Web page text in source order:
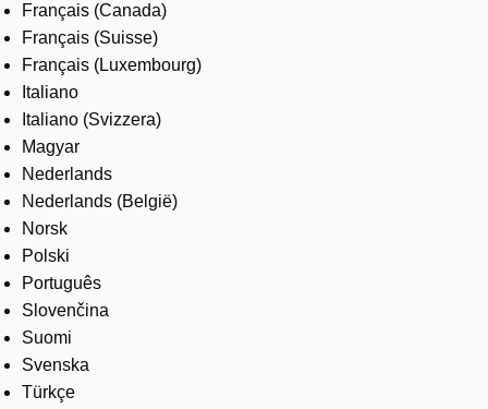
Français (Canada)
Français (Suisse)
Français (Luxembourg)
Italiano
Italiano (Svizzera)
Magyar
Nederlands
Nederlands (België)
Norsk
Polski
Português
Slovenčina
Suomi
Svenska
Türkçe